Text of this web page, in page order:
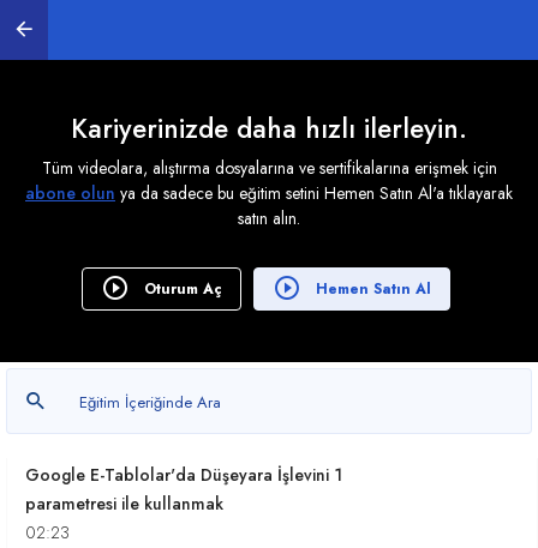
Kariyerinizde daha hızlı ilerleyin.
Tüm videolara, alıştırma dosyalarına ve sertifikalarına erişmek için
abone olun ya da sadece bu eğitim setini Hemen Satın Al'a tıklayarak
satın alın.
Oturum Aç Hemen Satın Al
05:09
E-Tablo Eğersay ve Etopla Formüllerini Kullanmak
02:46
E-Tablo Çoketopla ve Çokeğersay Formülü
Kullanımı Nasıldır?
Google E-Tablolar'da Düşeyara İşlevini 1
parametresi ile kullanmak
02:23